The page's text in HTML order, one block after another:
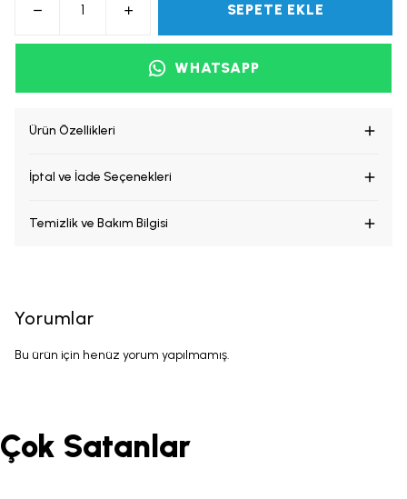
SEPETE EKLE
WHATSAPP
Ürün Özellikleri
İptal ve İade Seçenekleri
Temizlik ve Bakım Bilgisi
Yorumlar
Bu ürün için henüz yorum yapılmamış.
Çok Satanlar